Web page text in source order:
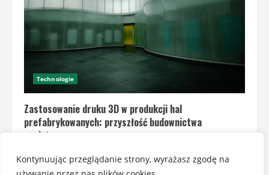
Kontynuując przeglądanie strony, wyrażasz zgodę na
Technologie
Zastosowanie druku 3D w produkcji hal
prefabrykowanych: przyszłość budownictwa
modułowego